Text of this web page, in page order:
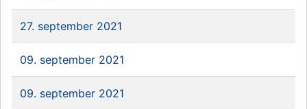
27. september 2021
09. september 2021
09. september 2021